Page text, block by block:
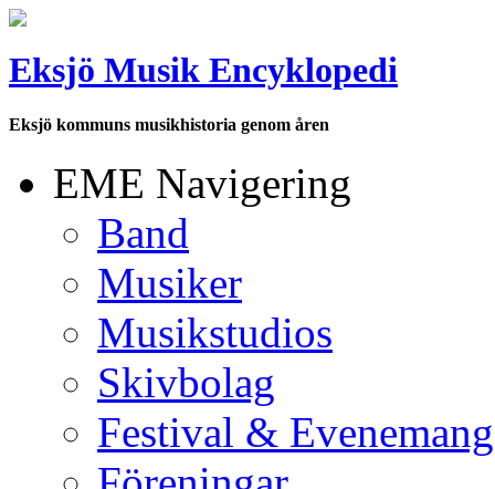
Eksjö Musik Encyklopedi
Eksjö kommuns musikhistoria genom åren
EME Navigering
Band
Musiker
Musikstudios
Skivbolag
Festival & Evenemang